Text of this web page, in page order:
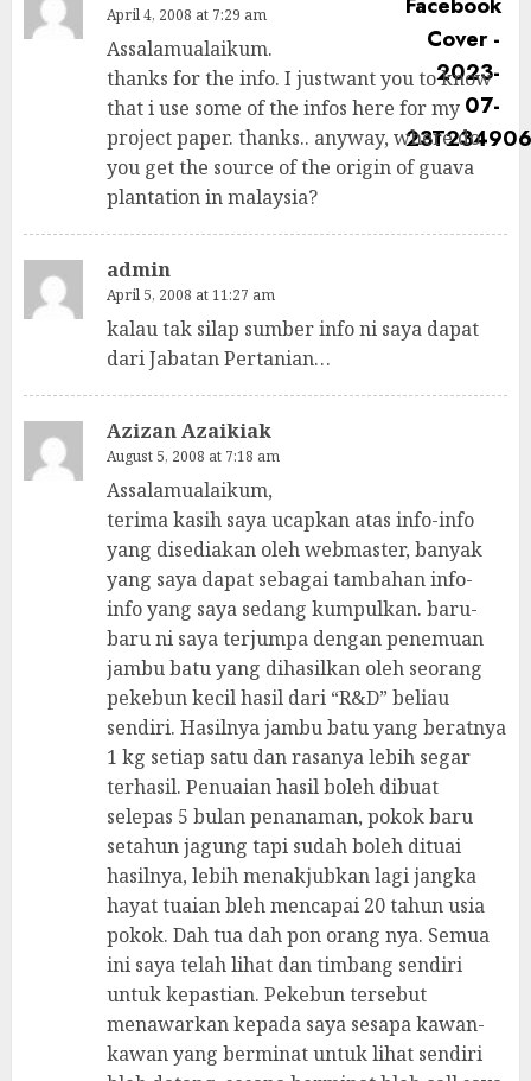
April 4, 2008 at 7:29 am
Assalamualaikum.
thanks for the info. I justwant you to know
that i use some of the infos here for my
project paper. thanks.. anyway, where do
you get the source of the origin of guava
plantation in malaysia?
admin
April 5, 2008 at 11:27 am
kalau tak silap sumber info ni saya dapat
dari Jabatan Pertanian…
Azizan Azaikiak
August 5, 2008 at 7:18 am
Assalamualaikum,
terima kasih saya ucapkan atas info-info
yang disediakan oleh webmaster, banyak
yang saya dapat sebagai tambahan info-
info yang saya sedang kumpulkan. baru-
baru ni saya terjumpa dengan penemuan
jambu batu yang dihasilkan oleh seorang
pekebun kecil hasil dari “R&D” beliau
sendiri. Hasilnya jambu batu yang beratnya
1 kg setiap satu dan rasanya lebih segar
terhasil. Penuaian hasil boleh dibuat
selepas 5 bulan penanaman, pokok baru
setahun jagung tapi sudah boleh dituai
hasilnya, lebih menakjubkan lagi jangka
hayat tuaian bleh mencapai 20 tahun usia
pokok. Dah tua dah pon orang nya. Semua
ini saya telah lihat dan timbang sendiri
untuk kepastian. Pekebun tersebut
menawarkan kepada saya sesapa kawan-
kawan yang berminat untuk lihat sendiri